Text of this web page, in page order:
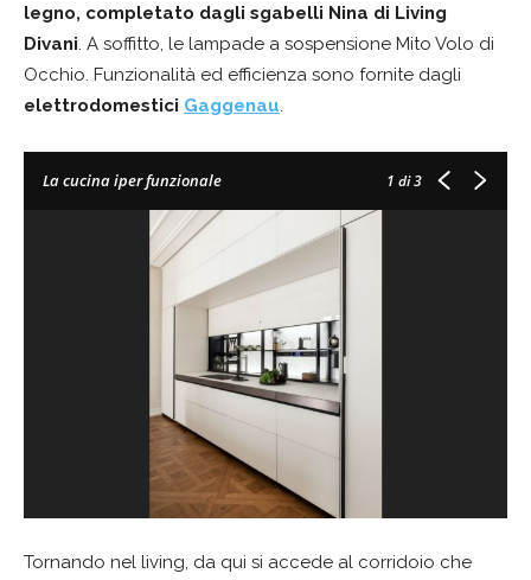
legno, completato dagli sgabelli Nina di Living
Divani. A soffitto, le lampade a sospensione Mito Volo di
Occhio. Funzionalità ed efficienza sono fornite dagli
elettrodomestici Gaggenau.
La cucina iper funzionale 1 di 3
Tornando nel living, da qui si accede al corridoio che